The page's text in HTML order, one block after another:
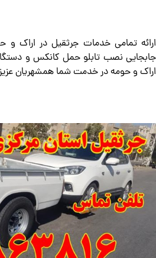
ارائه تمامی خدمات جرثقیل در اراک و
جابجایی نصب تابلو حمل کانکس و
اراک و حومه در خدمت شما همشهریان